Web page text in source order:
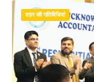
शहर की गतिविधियां